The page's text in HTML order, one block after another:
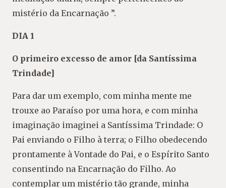
mistério da Encarnação ”.
DIA 1
O primeiro excesso de amor [da Santíssima
Trindade]
Para dar um exemplo, com minha mente me
trouxe ao Paraíso por uma hora, e com minha
imaginação imaginei a Santíssima Trindade: O
Pai enviando o Filho à terra; o Filho obedecendo
prontamente à Vontade do Pai, e o Espírito Santo
consentindo na Encarnação do Filho. Ao
contemplar um mistério tão grande, minha